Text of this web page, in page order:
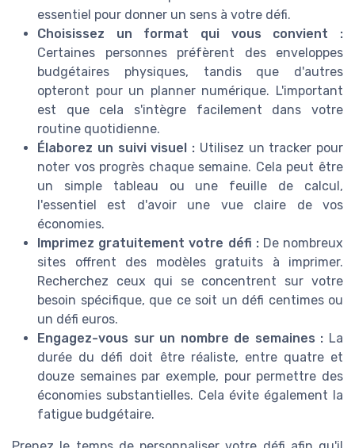
essentiel pour donner un sens à votre défi.
Choisissez un format qui vous convient :
Certaines personnes préfèrent des enveloppes
budgétaires physiques, tandis que d'autres
opteront pour un planner numérique. L'important
est que cela s'intègre facilement dans votre
routine quotidienne.
Élaborez un suivi visuel : Utilisez un tracker pour
noter vos progrès chaque semaine. Cela peut être
un simple tableau ou une feuille de calcul,
l'essentiel est d'avoir une vue claire de vos
économies.
Imprimez gratuitement votre défi :De nombreux
sites offrent des modèles gratuits à imprimer.
Recherchez ceux qui se concentrent sur votre
besoin spécifique, que ce soit un défi centimes ou
un défi euros.
Engagez-vous sur un nombre de semaines : La
durée du défi doit être réaliste, entre quatre et
douze semaines par exemple, pour permettre des
économies substantielles. Cela évite également la
fatigue budgétaire.